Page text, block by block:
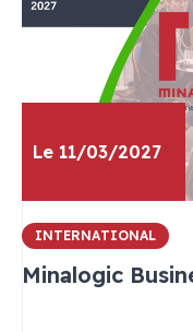
Le 11/03/2027
INTERNATIONAL
Minalogic